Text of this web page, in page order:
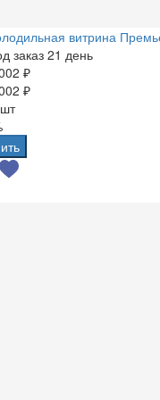
витрина
заказ 21 день
₽
₽